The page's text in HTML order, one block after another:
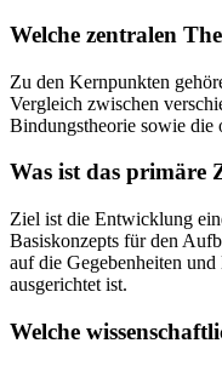
Welche zentralen
Zu den Kernpunkten
Vergleich zwischen
Bindungstheorie sowie die
Was ist das primäre
Ziel ist die Entwicklung
Basiskonzepts für den
auf die Gegebenheiten
ausgerichtet ist.
Welche